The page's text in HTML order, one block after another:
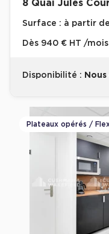
Plateaux opérés
Plateaux opérés à
Plateaux opérés à
Collections Flex /
Bureaux privés avec
8 Quai Jules
Surface : à partir
Dès 940 € HT /
Disponibilité :
Plateaux opérés /